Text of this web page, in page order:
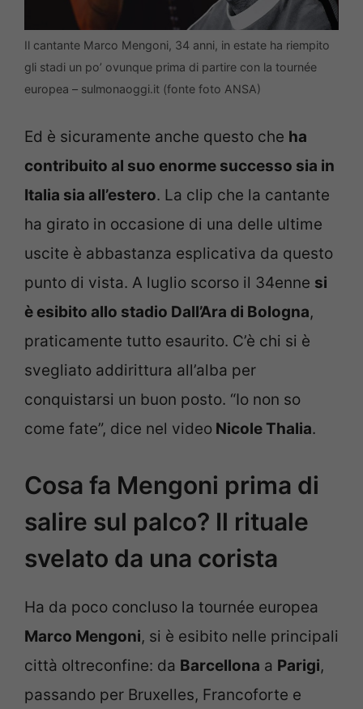
Il cantante Marco Mengoni, 34 anni, in estate ha riempito
gli stadi un po’ ovunque prima di partire con la tournée
europea – sulmonaoggi.it (fonte foto ANSA)
Ed è sicuramente anche questo che ha
contribuito al suo enorme successo sia in
Italia sia all’estero. La clip che la cantante
ha girato in occasione di una delle ultime
uscite è abbastanza esplicativa da questo
punto di vista. A luglio scorso il 34enne si
è esibito allo stadio Dall’Ara di Bologna,
praticamente tutto esaurito. C’è chi si è
svegliato addirittura all’alba per
conquistarsi un buon posto. “Io non so
come fate”, dice nel video Nicole Thalia.
Cosa fa Mengoni prima di
salire sul palco? Il rituale
svelato da una corista
Ha da poco concluso la tournée europea
Marco Mengoni, si è esibito nelle principali
città oltreconfine: da Barcellona a Parigi,
passando per Bruxelles, Francoforte e